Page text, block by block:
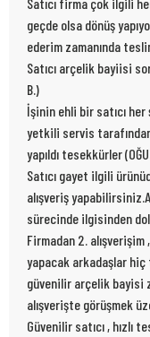
geçde olsa dönüş
ederim zamanında
Satıcı arçelik bayiisi
B.)
İşinin ehli bir satıcı
yetkili servis
yapıldı tesekkürler
Satıcı gayet ilgili
alışveriş
sürecinde ilgisinden
Firmadan 2.
yapacak arkadaşlar
güvenilir arçelik bayisi
alışverişte görüşmek
Güvenilir satıcı , hızlı